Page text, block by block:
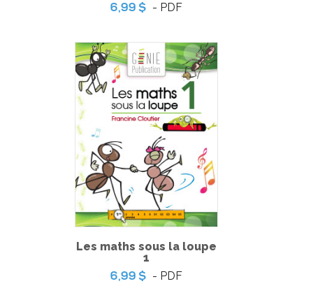
La partie de golf amicale
6,99 $ - PDF
Les maths sous la loupe
1
6,99 $ - PDF